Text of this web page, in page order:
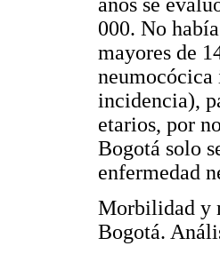
años se
000. No
mayores de
neumocócica
incidencia),
etarios, por
Bogotá solo
enfermedad
Morbilidad y
Bogotá.